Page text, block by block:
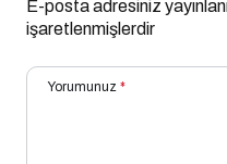
E-posta adresiniz
işaretlenmişlerdir
Yorumunuz *